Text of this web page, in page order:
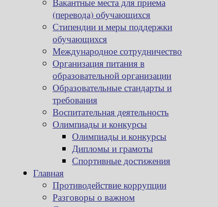
(перевода) обучающихся
Стипендии и меры поддержки
обучающихся
Международное сотрудничество
Организация питания в
образовательной организации
Образовательные стандарты и
требования
Воспитательная деятельность
Олимпиады и конкурсы
Олимпиады и конкурсы
Дипломы и грамоты
Спортивные достижения
Главная
Противодействие коррупции
Разговоры о важном